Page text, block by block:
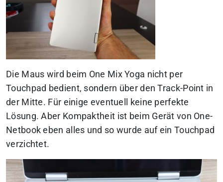
Die Maus wird beim One Mix Yoga nicht per
Touchpad bedient, sondern über den Track-Point in
der Mitte. Für einige eventuell keine perfekte
Lösung. Aber Kompaktheit ist beim Gerät von One-
Netbook eben alles und so wurde auf ein Touchpad
verzichtet.